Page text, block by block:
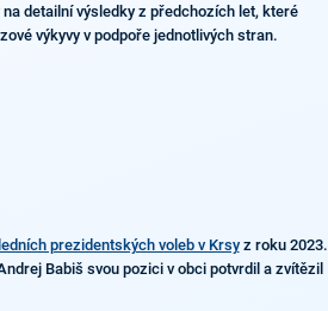
detailní výsledky z předchozích let, které
výkyvy v podpoře jednotlivých stran.
prezidentských voleb v Krsyz roku 2023.
Babiš svou pozici v obci potvrdil a zvítězil